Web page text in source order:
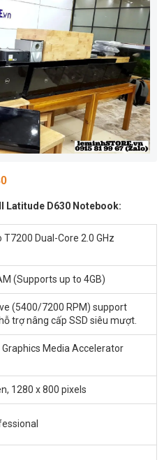
Latitude D630 Notebook:
T7200 Dual-Core 2.0 GHz
(Supports up to 4GB)
(5400/7200 RPM) support
trợ nâng cấp SSD siêu mượt.
Media Accelerator
1280 x 800 pixels